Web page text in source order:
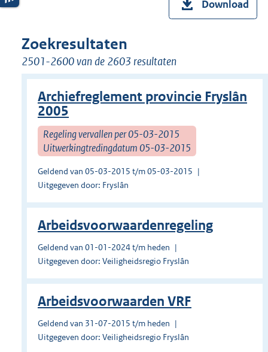
Download
Zoekresultaten
2501-2600 van de 2603 resultaten
Archiefreglement provincie Fryslân
2005
Regeling vervallen per 05-03-2015
Uitwerkingtredingdatum 05-03-2015
Geldend van 05-03-2015 t/m 05-03-2015
Uitgegeven door: Fryslân
Arbeidsvoorwaardenregeling
Geldend van 01-01-2024 t/m heden
Uitgegeven door: Veiligheidsregio Fryslân
Arbeidsvoorwaarden VRF
Geldend van 31-07-2015 t/m heden
Uitgegeven door: Veiligheidsregio Fryslân